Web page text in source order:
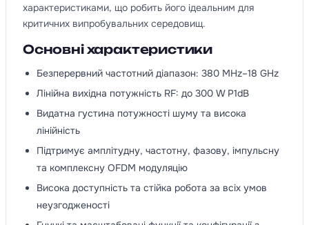
характеристиками, що робить його ідеальним для
критичних випробувальних середовищ.
Основні характеристики
Безперервний частотний діапазон: 380 MHz–18 GHz
Лінійна вихідна потужність RF: до 300 W P1dB
Видатна густина потужності шуму та висока
лінійність
Підтримує амплітудну, частотну, фазову, імпульсну
та комплексну OFDM модуляцію
Висока доступність та стійка робота за всіх умов
неузгодженості